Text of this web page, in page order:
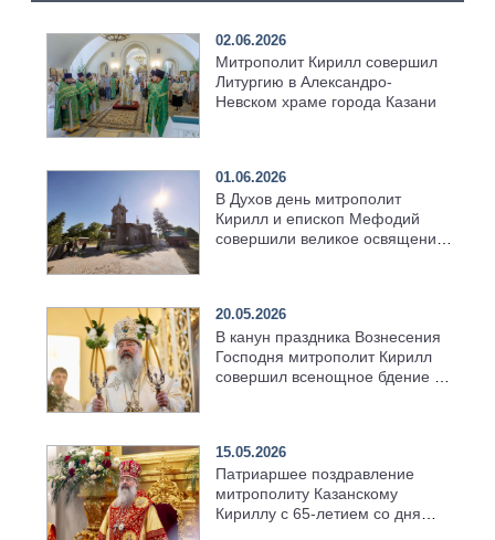
02.06.2026
Митрополит Кирилл совершил
Литургию в Александро-
Невском храме города Казани
01.06.2026
В Духов день митрополит
Кирилл и епископ Мефодий
совершили великое освящение
20.05.2026
В канун праздника Вознесения
Господня митрополит Кирилл
совершил всенощное бдение в
15.05.2026
Патриаршее поздравление
митрополиту Казанскому
Кириллу с 65-летием со дня